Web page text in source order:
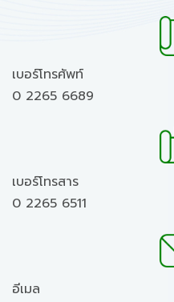
เบอร์โทรศัพท์
0 2265 6689
เบอร์โทรสาร
0 2265 6511
อีเมล